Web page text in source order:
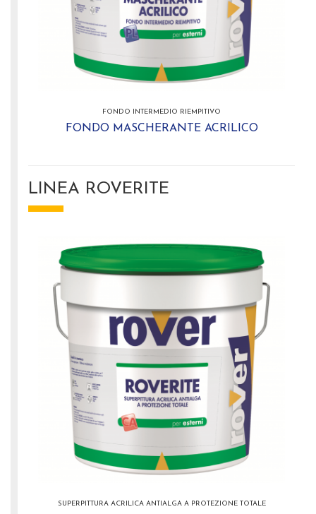
FONDO INTERMEDIO RIEMPITIVO
FONDO MASCHERANTE ACRILICO
LINEA ROVERITE
SUPERPITTURA ACRILICA ANTIALGA A PROTEZIONE TOTALE